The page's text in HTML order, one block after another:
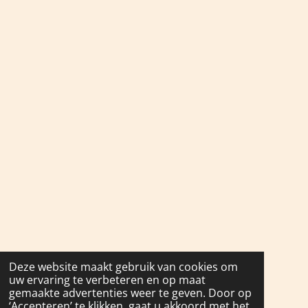
Deze website maakt gebruik van cookies om
uw ervaring te verbeteren en op maat
gemaakte advertenties weer te geven. Door op